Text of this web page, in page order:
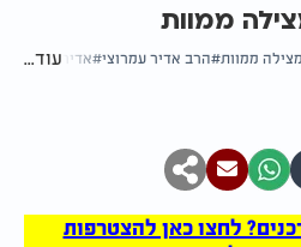
ממוות
ממוות הרב אדיר עמרוצי אדיר במרום
עוד...
לחצו כאן להצטרפות